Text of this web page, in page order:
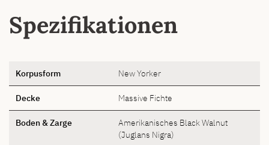
Spezifikationen
Korpusform New Yorker
Decke Massive Fichte
Boden & Zarge
Amerikanisches Black Walnut
(Juglans Nigra)